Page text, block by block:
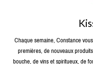
Chaque semaine, Constance
premières, de nouveaux
bouche, de vins et spiritueux, de